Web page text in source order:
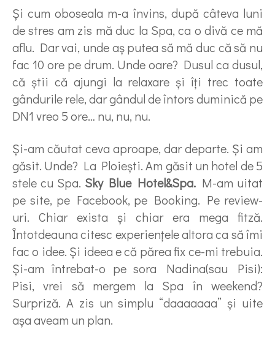
Şi cum oboseala m-a învins, după câteva luni
de stres am zis mă duc la Spa, ca o divă ce mă
aflu. Dar vai, unde aş putea să mă duc că să nu
fac 10 ore pe drum. Unde oare? Dusul ca dusul,
că ştii că ajungi la relaxare şi îţi trec toate
gândurile rele, dar gândul de întors duminică pe
DN1 vreo 5 ore… nu, nu, nu.
Şi-am căutat ceva aproape, dar departe. Şi am
găsit. Unde? La Ploieşti. Am găsit un hotel de 5
stele cu Spa. Sky Blue Hotel&Spa. M-am uitat
pe site, pe Facebook, pe Booking. Pe review-
uri. Chiar exista şi chiar era mega fitză.
Întotdeauna citesc experienţele altora ca să îmi
fac o idee. Şi ideea e că părea fix ce-mi trebuia.
Şi-am întrebat-o pe sora Nadina(sau Pisi):
Pisi, vrei să mergem la Spa în weekend?
Surpriză. A zis un simplu “daaaaaaa” şi uite
aşa aveam un plan.